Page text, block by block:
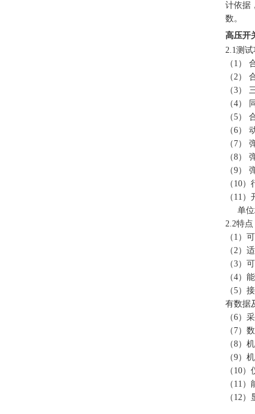
计依据
数。
高压开
2.1测试
（ 1 ）
（2）
（3）
（4）
（5）
（6）
（ 7）
（8）
（9）
（ 10）
（ 11 ）
单
2.2特点
（ 1 ）
（2）
（3）
（4）
（5）
有数据
（6）
（ 7）
（8）
（9）
（ 10）
（ 11 ）
（ 12）